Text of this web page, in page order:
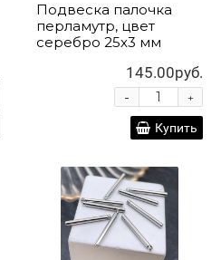
Подвеска палочка
перламутр, цвет
серебро 25х3 мм
145.00руб.
+
-
Купить